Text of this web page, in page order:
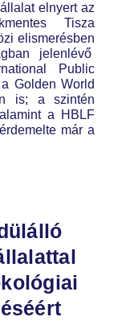
elnyert az
Tisza
elismerésben
jelenlévő
Public
Golden World
is; a szintén
a HBLF
már a